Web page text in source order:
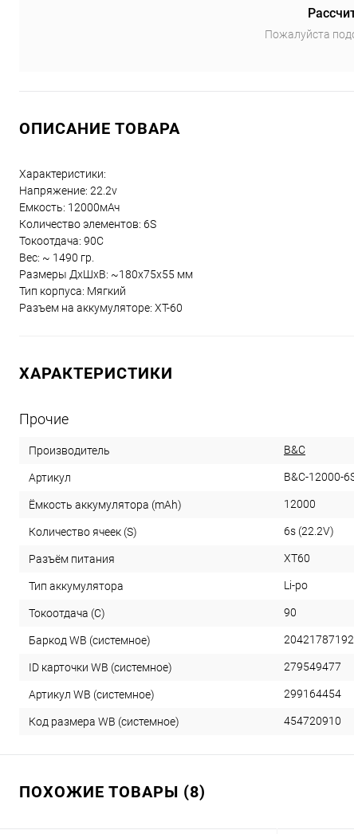
Пожалуйста
ОПИСАНИЕ ТОВАРА
Характеристики:
Напряжение: 22.2v
Емкость: 12000мАч
Количество элементов: 6S
Токоотдача: 90С
Вес: ~ 1490 гр.
Размеры ДхШхВ: ~180x75x55 мм
Тип корпуса: Мягкий
Разъем на аккумуляторе: XT-60
ХАРАКТЕРИСТИКИ
Прочие
Производитель B&C
Артикул B&C-12000-
Ёмкость аккумулятора (mAh) 12000
Количество ячеек (S) 6s (22.2V)
Разъём питания XT60
Тип аккумулятора Li-po
Токоотдача (C) 90
Баркод WB (системное)
ID карточки WB (системное) 279549477
Артикул WB (системное) 299164454
Код размера WB (системное) 454720910
ПОХОЖИЕ ТОВАРЫ (8)